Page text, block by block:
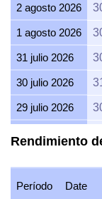
2 agosto 2026
1 agosto 2026
31 julio 2026
30 julio 2026
29 julio 2026
26 julio 2026
Rendimiento
Período Date